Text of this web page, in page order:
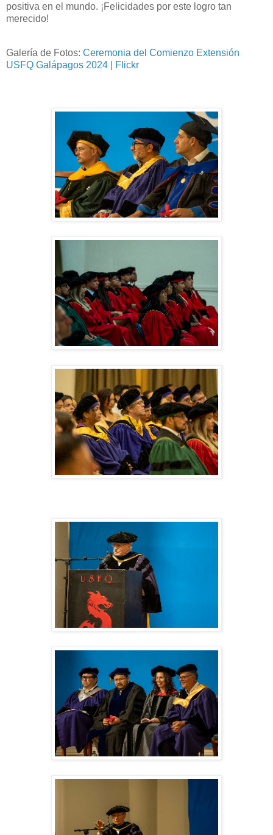
positiva en el mundo. ¡Felicidades por este logro tan
merecido!
Galería de Fotos: Ceremonia del Comienzo Extensión
USFQ Galápagos 2024 | Flickr